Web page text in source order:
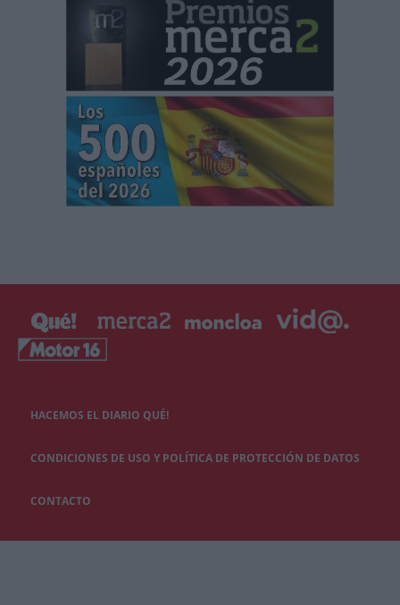
HACEMOS EL DIARIO QUÉ!
CONDICIONES DE USO Y POLÍTICA DE PROTECCIÓN DE DATOS
CONTACTO